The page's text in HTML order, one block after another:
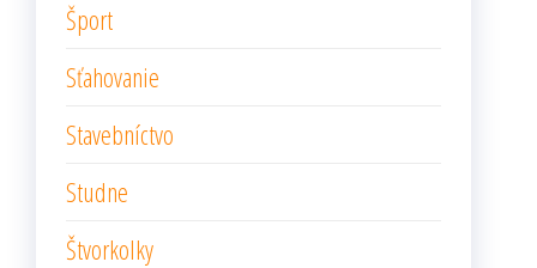
Šport
Sťahovanie
Stavebníctvo
Studne
Štvorkolky